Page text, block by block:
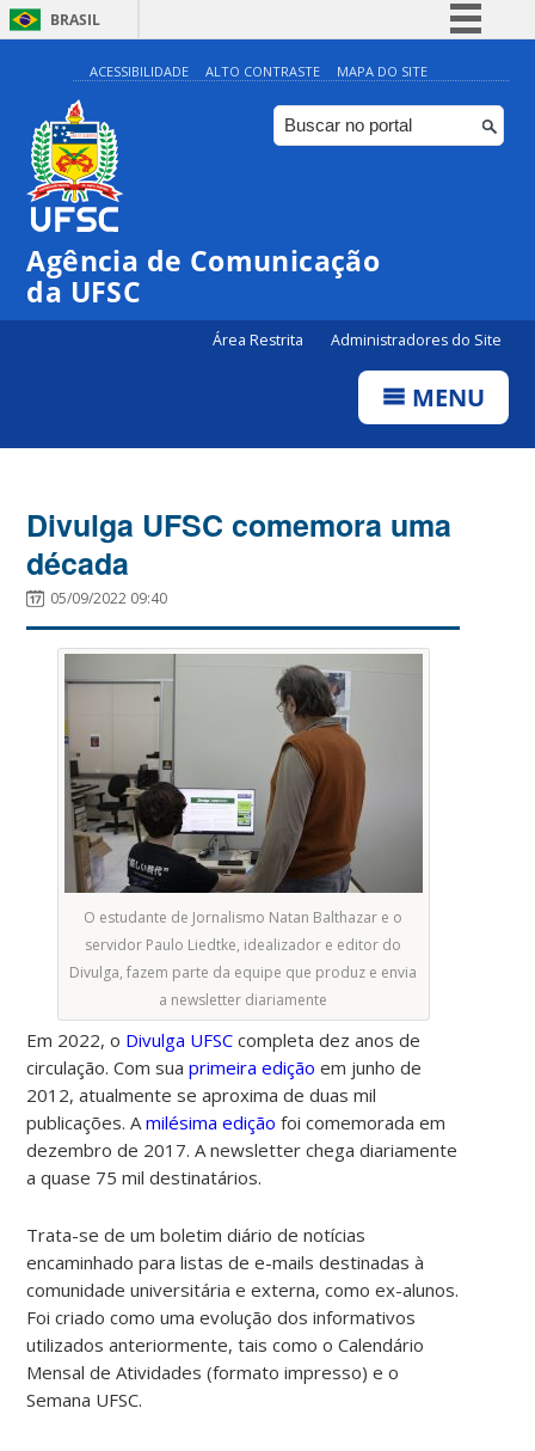
BRASIL
Simplifique!
Comunica BR
Participe
Canais
ACESSIBILIDADE ALTO CONTRASTE MAPA DO SITE
Agência de Comunicação
da UFSC
Área Restrita Administradores do Site
MENU
Divulga UFSC comemora uma
década
05/09/2022 09:40
O estudante de Jornalismo Natan Balthazar e o
servidor Paulo Liedtke, idealizador e editor do
Divulga, fazem parte da equipe que produz e envia
a newsletter diariamente
Em 2022, o Divulga UFSC completa dez anos de
circulação. Com suaprimeira edição em junho de
2012, atualmente se aproxima de duas mil
publicações. Amilésima edição foi comemorada em
dezembro de 2017. A newsletter chega diariamente
a quase 75 mil destinatários.
Trata-se de um boletim diário de notícias
encaminhado para listas de e-mails destinadas à
comunidade universitária e externa, como ex-alunos.
Foi criado como uma evolução dos informativos
utilizados anteriormente, tais como o Calendário
Mensal de Atividades (formato impresso) e o
Semana UFSC.